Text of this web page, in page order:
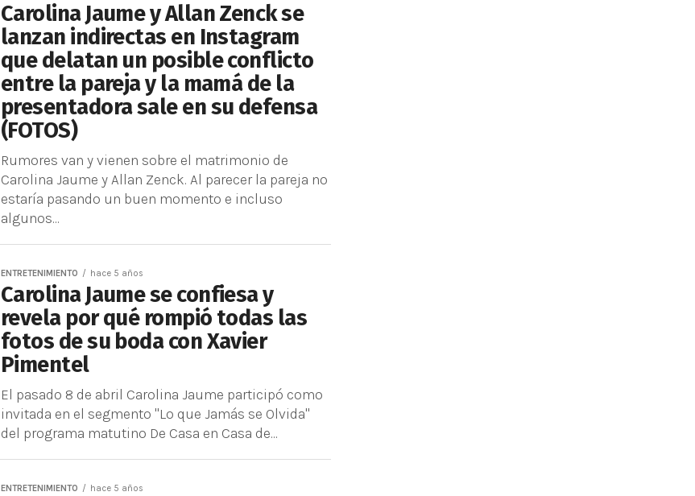
Carolina Jaume y Allan Zenck se
lanzan indirectas en Instagram
que delatan un posible conflicto
entre la pareja y la mamá de la
presentadora sale en su defensa
(FOTOS)
Rumores van y vienen sobre el matrimonio de
Carolina Jaume y Allan Zenck. Al parecer la pareja no
estaría pasando un buen momento e incluso
algunos...
ENTRETENIMIENTO hace 5 años
Carolina Jaume se confiesa y
revela por qué rompió todas las
fotos de su boda con Xavier
Pimentel
El pasado 8 de abril Carolina Jaume participó como
invitada en el segmento "Lo que Jamás se Olvida"
del programa matutino De Casa en Casa de...
ENTRETENIMIENTO hace 5 años